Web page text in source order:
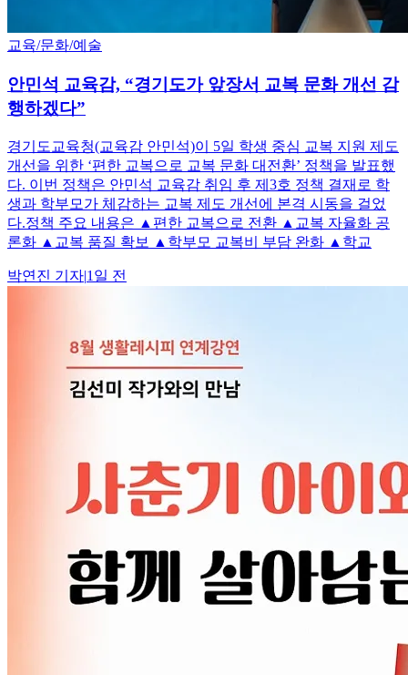
교육/문화/예술
안민석 교육감, “경기도가 앞장서 교복 문화 개선 감
행하겠다”
경기도교육청(교육감 안민석)이 5일 학생 중심 교복 지원 제도
개선을 위한 ‘편한 교복으로 교복 문화 대전환’ 정책을 발표했
다. 이번 정책은 안민석 교육감 취임 후 제3호 정책 결재로 학
생과 학부모가 체감하는 교복 제도 개선에 본격 시동을 걸었
다.정책 주요 내용은 ▲편한 교복으로 전환 ▲교복 자율화 공
론화 ▲교복 품질 확보 ▲학부모 교복비 부담 완화 ▲학교
박연진 기자|1일 전